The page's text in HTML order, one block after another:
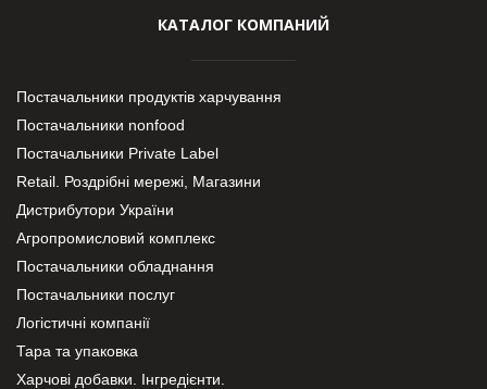
КАТАЛОГ КОМПАНИЙ
Постачальники продуктів харчування
Постачальники nonfood
Постачальники Private Label
Retail. Роздрібні мережі, Магазини
Дистрибутори України
Агропромисловий комплекс
Постачальники обладнання
Постачальники послуг
Логістичні компанії
Тара та упаковка
Харчові добавки. Інгредієнти.